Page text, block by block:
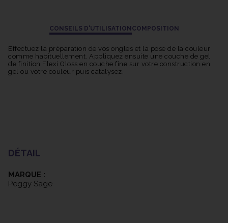
CONSEILS D'UTILISATION COMPOSITION
Effectuez la préparation de vos ongles et la pose de la couleur
comme habituellement. Appliquez ensuite une couche de gel
de finition Flexi Gloss en couche fine sur votre construction en
gel ou votre couleur puis catalysez.
DÉTAIL
MARQUE :
Peggy Sage